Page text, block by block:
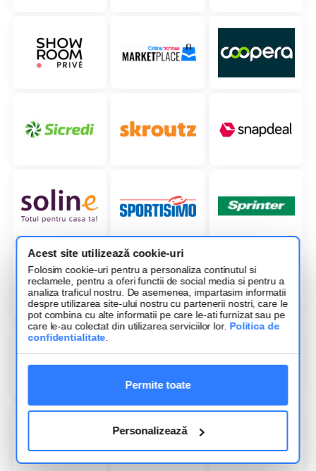
Acest site utilizează cookie-uri
Folosim cookie-uri pentru a personaliza continutul si
reclamele, pentru a oferi functii de social media si pentru a
analiza traficul nostru. De asemenea, impartasim informatii
despre utilizarea site-ului nostru cu partenerii nostri, care le
pot combina cu alte informatii pe care le-ati furnizat sau pe
care le-au colectat din utilizarea serviciilor lor. Politica de
confidentialitate
Permite toate
Personalizează